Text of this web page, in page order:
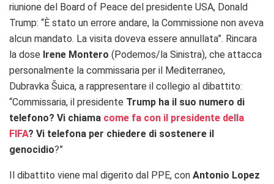
riunione del Board of Peace del presidente USA, Donald
Trump: “È stato un errore andare, la Commissione non aveva
alcun mandato. La visita doveva essere annullata”. Rincara
la dose Irene Montero (Podemos/la Sinistra), che attacca
personalmente la commissaria per il Mediterraneo,
Dubravka Šuica, a rappresentare il collegio al dibattito:
“Commissaria, il presidente Trump ha il suo numero di
telefono? Vi chiama come fa con il presidente della
FIFA? Vi telefona per chiedere di sostenere il
genocidio?”
Il dibattito viene mal digerito dal PPE, con Antonio Lopez